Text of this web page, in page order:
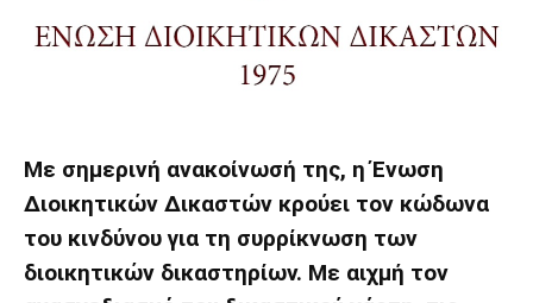
Με σημερινή ανακοίνωσή της, η Ένωση
Διοικητικών Δικαστών κρούει τον κώδωνα
του κινδύνου για τη συρρίκνωση των
διοικητικών δικαστηρίων. Με αιχμή τον